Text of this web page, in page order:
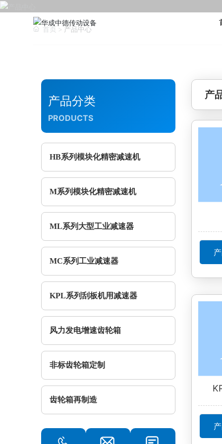
首页
产品中心
产品分类
PRODUCTS
HB系列模块化精密减速机
M系列模块化精密减速机
ML系列大型工业减速器
MC系列工业减速器
KPL系列刮板机用减速器
风力发电增速齿轮箱
非标齿轮箱定制
齿轮箱再制造
产